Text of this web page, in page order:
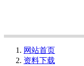
网站首页
资料下载